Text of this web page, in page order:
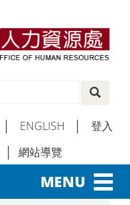
ENGLISH
登入
網站導覽
MENU